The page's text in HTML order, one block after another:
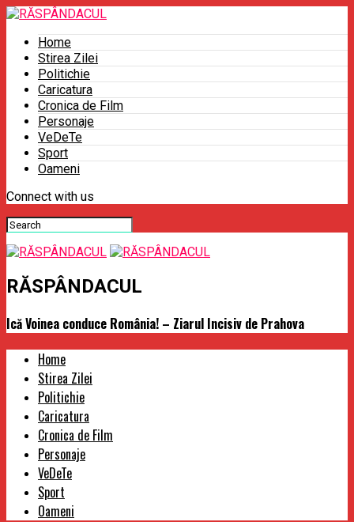
Home
Stirea Zilei
Politichie
Caricatura
Cronica de Film
Personaje
VeDeTe
Sport
Oameni
Connect with us
RĂSPÂNDACUL
Ică Voinea conduce România! – Ziarul Incisiv de Prahova
Home
Stirea Zilei
Politichie
Caricatura
Cronica de Film
Personaje
VeDeTe
Sport
Oameni